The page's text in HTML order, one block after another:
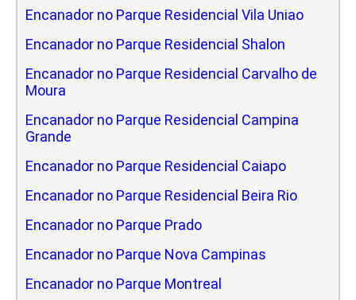
Encanador no Parque Residencial Vila Uniao
Encanador no Parque Residencial Shalon
Encanador no Parque Residencial Carvalho de
Moura
Encanador no Parque Residencial Campina
Grande
Encanador no Parque Residencial Caiapo
Encanador no Parque Residencial Beira Rio
Encanador no Parque Prado
Encanador no Parque Nova Campinas
Encanador no Parque Montreal